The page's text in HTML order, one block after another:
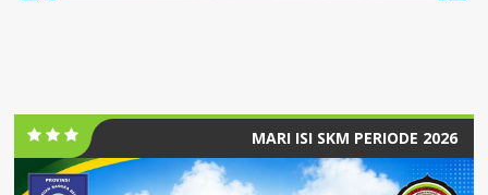
MARI ISI SKM PERIODE 2026